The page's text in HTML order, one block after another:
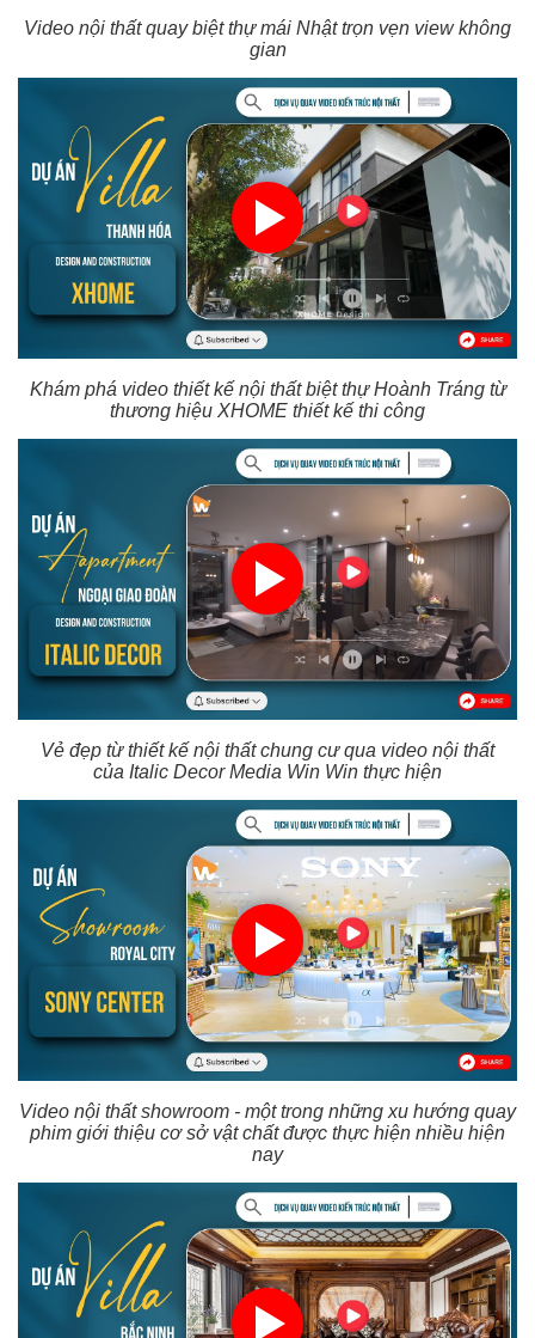
Video nội thất quay biệt thự mái Nhật trọn vẹn view không
gian
Khám phá video thiết kế nội thất biệt thự Hoành Tráng từ
thương hiệu XHOME thiết kế thi công
Vẻ đẹp từ thiết kế nội thất chung cư qua video nội thất
của Italic Decor Media Win Win thực hiện
Video nội thất showroom - một trong những xu hướng quay
phim giới thiệu cơ sở vật chất được thực hiện nhiều hiện
nay